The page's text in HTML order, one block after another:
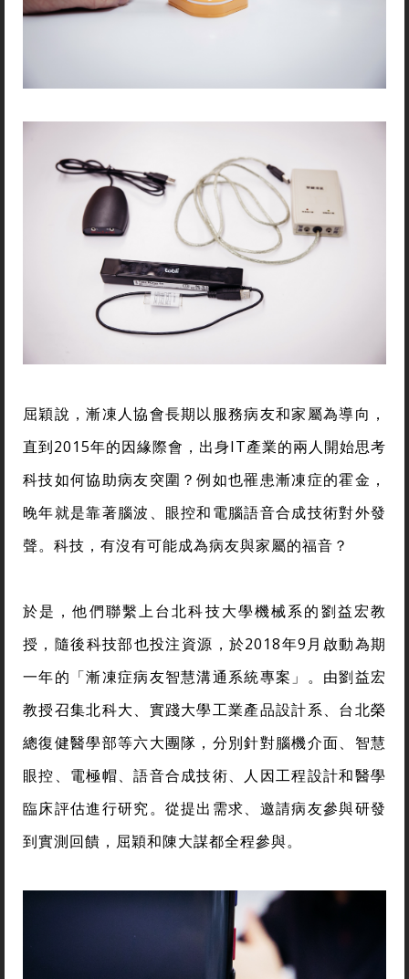
屈穎說，漸凍人協會長期以服務病友和家屬為導向，
直到2015年的因緣際會，出身IT產業的兩人開始思考
科技如何協助病友突圍？例如也罹患漸凍症的霍金，
晚年就是靠著腦波、眼控和電腦語音合成技術對外發
聲。科技，有沒有可能成為病友與家屬的福音？
於是，他們聯繫上台北科技大學機械系的劉益宏教
授，隨後科技部也投注資源，於2018年9月啟動為期
一年的「漸凍症病友智慧溝通系統專案」。由劉益宏
教授召集北科大、實踐大學工業產品設計系、台北榮
總復健醫學部等六大團隊，分別針對腦機介面、智慧
眼控、電極帽、語音合成技術、人因工程設計和醫學
臨床評估進行研究。從提出需求、邀請病友參與研發
到實測回饋，屈穎和陳大謀都全程參與。